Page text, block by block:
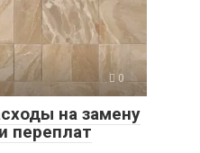
0
на замену
переплат